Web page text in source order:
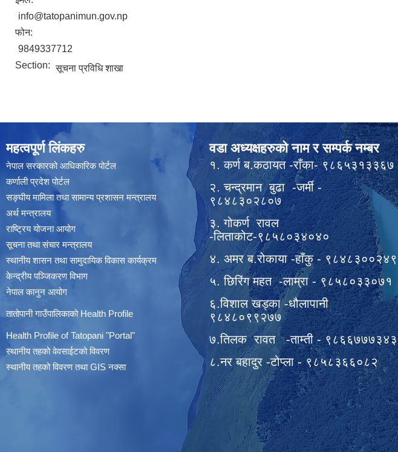
info@tatopanimun.gov.np
फोन:
9849337712
Section: सूचना प्रविधि शाखा
महत्वपूर्ण लिंकहरु
नेपाल सरकारको आधिकारिक पोर्टल
कर्णाली प्रदेश पोर्टल
सङ्घीय मामिला तथा सामान्य प्रशासन मन्त्रालय
अर्थ मन्त्रालय
राष्ट्रिय योजना आयोग
सूचना तथा संचार मन्त्रालय
स्थानीय शासन तथा सामुदायिक विकास कार्यक्रम
केन्द्रीय पञ्जिकरण विभाग
नेपाल कानुन आयोग
तातोपानी गाउँपालिकाको Health Profile
Health Profile of Tatopani "Portal"
स्थानीय तहको वेवसाईटको विवरण
स्थानीय तहको विवरण तथा GIS नक्सा
वडा अध्यक्षहरुको नाम र सम्पर्क नम्बर
१. कर्ण ब.कठायत -राँका- ९८६५३१३३६७
२. चन्द्रमान बुढा -जर्मी -
९८४८३०२८०७
३. गोकर्ण रावल
-लिताकोट-९८५८०३४०४०
४. अमर ब.रोकाया -हाँकु - ९८४८३००२४९
५. छिरिंग महत -लाम्रा - ९८५८०३३०७१
६.विशाल खड्का -धौलापानी
९८४८०९९२७७
७.तिलक रावत -ताम्ती - ९८६६७७७३४३
८.नर बहादुर -टोप्ला - ९८५८३६६०८२